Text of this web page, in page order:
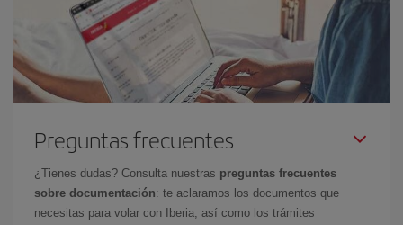
Preguntas frecuentes
¿Tienes dudas? Consulta nuestras preguntas frecuentes
sobre documentación: te aclaramos los documentos que
necesitas para volar con Iberia, así como los trámites